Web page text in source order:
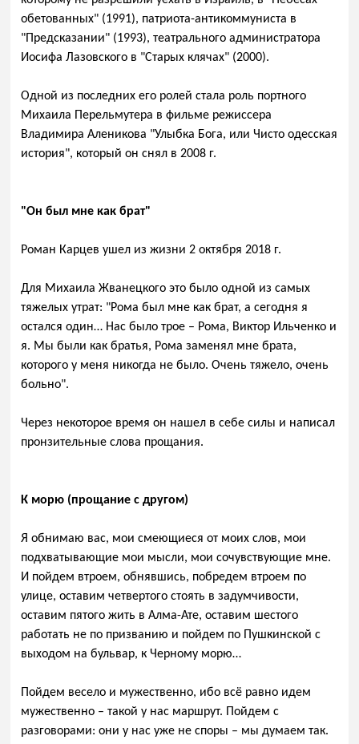
обетованных" (1991), патриота-антикоммуниста в
"Предсказании" (1993), театрального администратора
Иосифа Лазовского в "Старых клячах" (2000).
Одной из последних его ролей стала роль портного
Михаила Перельмутера в фильме режиссера
Владимира Аленикова "Улыбка Бога, или Чисто одесская
история", который он снял в 2008 г.
"Он был мне как брат"
Роман Карцев ушел из жизни 2 октября 2018 г.
Для Михаила Жванецкого это было одной из самых
тяжелых утрат: "Рома был мне как брат, а сегодня я
остался один… Нас было трое – Рома, Виктор Ильченко и
я. Мы были как братья, Рома заменял мне брата,
которого у меня никогда не было. Очень тяжело, очень
больно".
Через некоторое время он нашел в себе силы и написал
пронзительные слова прощания.
К морю (прощание с другом)
Я обнимаю вас, мои смеющиеся от моих слов, мои
подхватывающие мои мысли, мои сочувствующие мне.
И пойдем втроем, обнявшись, побредем втроем по
улице, оставим четвертого стоять в задумчивости,
оставим пятого жить в Алма-Ате, оставим шестого
работать не по призванию и пойдем по Пушкинской с
выходом на бульвар, к Черному морю…
Пойдем весело и мужественно, ибо всё равно идем
мужественно – такой у нас маршрут. Пойдем с
разговорами: они у нас уже не споры – мы думаем так.